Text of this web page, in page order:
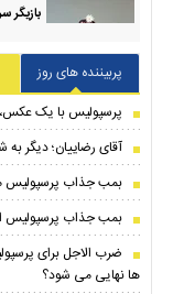
بازیگر
پربیننده های روز
پرسپولیس با یک عکس،
آقای رضاییان؛ دیگر
بمب جذاب پرسپولیس
بمب جذاب پرسپولیس
ضرب الاجل برای
ها نهایی می شود؟